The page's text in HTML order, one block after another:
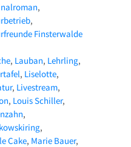
Finsterwalde
Lauban Lehrling
Liselotte
Livestream
Louis Schiller
Cake Marie Bauer